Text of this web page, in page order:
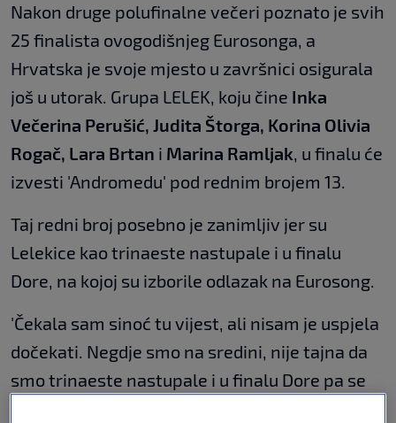
Nakon druge polufinalne večeri poznato je svih
25 finalista ovogodišnjeg Eurosonga, a
Hrvatska je svoje mjesto u završnici osigurala
još u utorak. Grupa LELEK, koju čine Inka
Večerina Perušić, Judita Štorga, Korina Olivia
Rogač, Lara Brtan i Marina Ramljak, u finalu će
izvesti 'Andromedu' pod rednim brojem 13.
Taj redni broj posebno je zanimljiv jer su
Lelekice kao trinaeste nastupale i u finalu
Dore, na kojoj su izborile odlazak na Eurosong.
'Čekala sam sinoć tu vijest, ali nisam je uspjela
dočekati. Negdje smo na sredini, nije tajna da
smo trinaeste nastupale i u finalu Dore pa se